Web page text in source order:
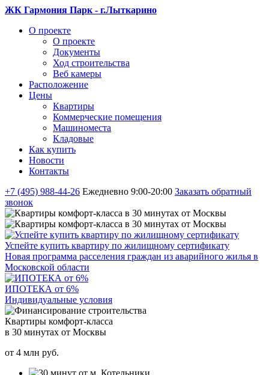
ЖК Гармония Парк - г.Лыткарино
О проекте
О проекте
Документы
Ход строительства
Веб камеры
Расположение
Цены
Квартиры
Коммерческие помещения
Машиноместа
Кладовые
Как купить
Новости
Контакты
+7 (495) 988-44-26 Ежедневно 9:00-20:00 Заказать обратный
звонок
Успейте купить квартиру по жилищному сертификату
Новая программа расселения граждан из аварийного жилья в
Московской области
ИПОТЕКА от 6%
Индивидуальные условия
Квартиры комфорт-класса
в 30 минутах от Москвы
от 4 млн руб.